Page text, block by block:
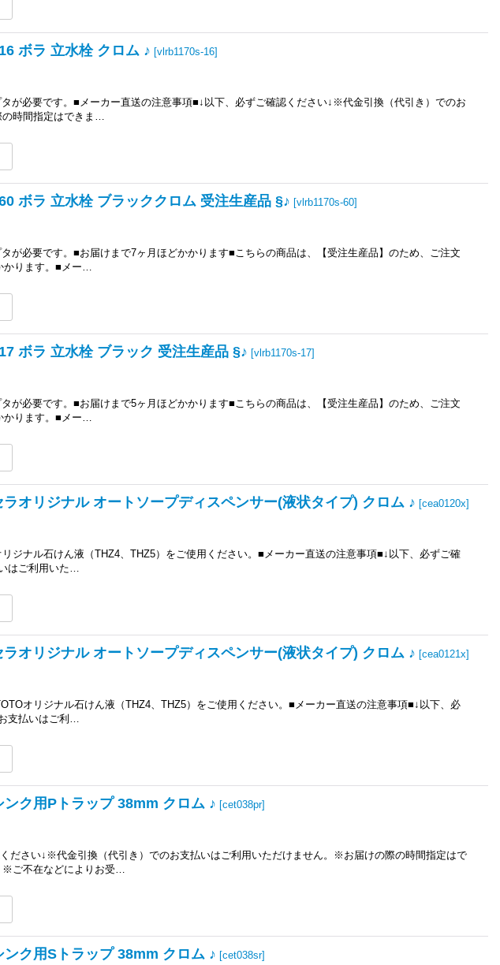
ボラ 立水栓 クロム ♪ [vlrb1170s-16]
が必要です。■メーカー直送の注意事項■↓以下、必ずご確認ください↓※代金引換（代引き）でのお
時間指定はできま…
ボラ 立水栓 ブラッククロム 受注生産品 §♪ [vlrb1170s-60]
が必要です。■お届けまで7ヶ月ほどかかります■こちらの商品は、【受注生産品】のため、ご注文
ります。■メー…
ボラ 立水栓 ブラック 受注生産品 §♪ [vlrb1170s-17]
が必要です。■お届けまで5ヶ月ほどかかります■こちらの商品は、【受注生産品】のため、ご注文
ります。■メー…
オリジナル オートソープディスペンサー(液状タイプ) クロム ♪ [cea0120x]
ジナル石けん液（THZ4、THZ5）をご使用ください。■メーカー直送の注意事項■↓以下、必ずご確
はご利用いた…
オリジナル オートソープディスペンサー(液状タイプ) クロム ♪ [cea0121x]
オリジナル石けん液（THZ4、THZ5）をご使用ください。■メーカー直送の注意事項■↓以下、必
支払いはご利…
ク用Pトラップ 38mm クロム ♪ [cet038pr]
ださい↓※代金引換（代引き）でのお支払いはご利用いただけません。※お届けの際の時間指定はで
ご不在などによりお受…
ク用Sトラップ 38mm クロム ♪ [cet038sr]